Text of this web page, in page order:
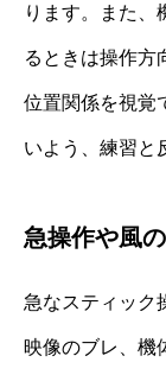
ります。また、
るときは操作方
位置関係を視覚
いよう、練習と
急操作や風
急なスティック
映像のブレ、機